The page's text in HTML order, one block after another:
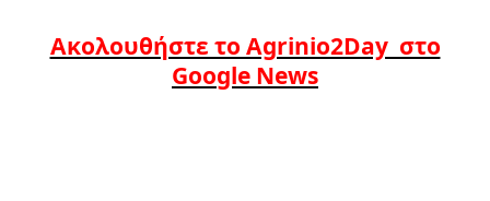
Ακολουθήστε το Agrinio2Day στο
Google News